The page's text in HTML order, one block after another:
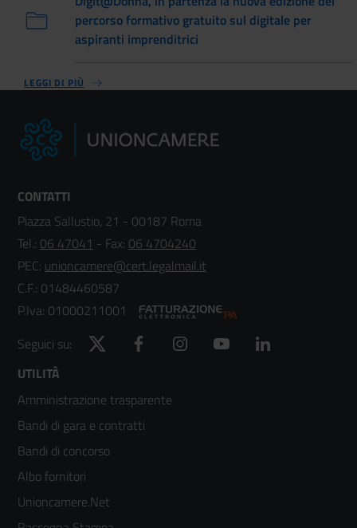
percorso formativo gratuito sul digitale per
aspiranti imprenditrici
LEGGI DI PIÙ
CONTATTI
Piazza Sallustio, 21 - 00187 Roma
Tel.: 06 47041 - Fax: 06 4704240
PEC: unioncamere@cert.legalmail.it
C.F.: 01484460587
P.Iva: 01000211001
Seguici su:
Twitter Facebook Instagram YouTube
Footer
menù
colonna
2
UTILITÀ
Amministrazione trasparente
Bandi di gara e contratti
Bandi di concorso
Albo fornitori
Unioncamere.Net